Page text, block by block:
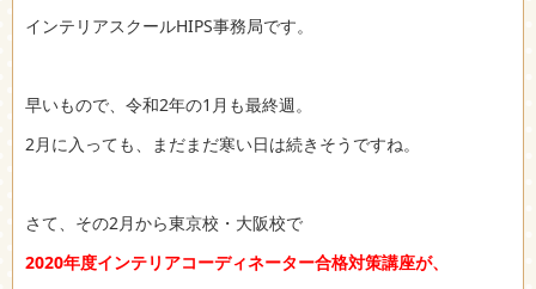
インテリアスクールHIPS事務局です。
早いもので、令和2年の1月も最終週。
2月に入っても、まだまだ寒い日は続きそうですね。
さて、その2月から東京校・大阪校で
2020年度インテリアコーディネーター合格対策講座が、